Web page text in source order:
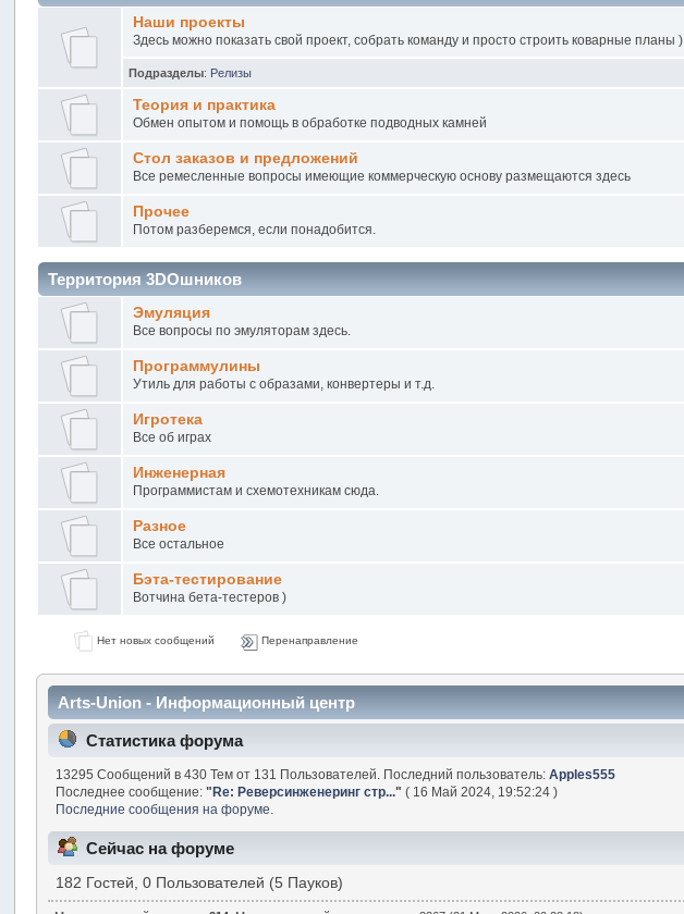
Наши проекты
Здесь можно показать свой проект, собрать команду и просто строить коварные планы )
Подразделы: Релизы
Теория и практика
Обмен опытом и помощь в обработке подводных камней
Стол заказов и предложений
Все ремесленные вопросы имеющие коммерческую основу размещаются здесь
Прочее
Потом разберемся, если понадобится.
Территория 3DOшников
Эмуляция
Все вопросы по эмуляторам здесь.
Программулины
Утиль для работы с образами, конвертеры и т.д.
Игротека
Все об играх
Инженерная
Программистам и схемотехникам сюда.
Разное
Все остальное
Бэта-тестирование
Вотчина бета-тестеров )
Нет новых сообщений Перенаправление
Arts-Union - Информационный центр
Статистика форума
13295 Сообщений в 430 Тем от 131 Пользователей. Последний пользователь: Apples555
Последнее сообщение: "Re: Реверсинженеринг стр..." ( 16 Май 2024, 19:52:24 )
Последние сообщения на форуме.
Сейчас на форуме
182 Гостей, 0 Пользователей (5 Пауков)